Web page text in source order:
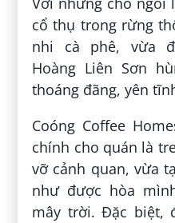
cổ thụ trong rừng
nhi cà phê, vừa
Hoàng Liên Sơn
thoáng đãng, yên
Coóng Coffee
chính cho quán là
vỡ cảnh quan, vừa
như được hòa
mây trời. Đặc biệt,